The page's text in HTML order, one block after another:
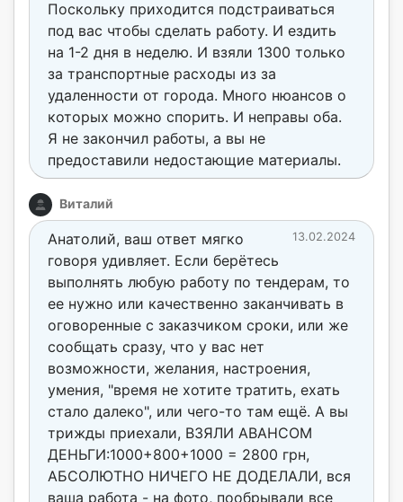
Поскольку приходится подстраиваться
под вас чтобы сделать работу. И ездить
на 1-2 дня в неделю. И взяли 1300 только
за транспортные расходы из за
удаленности от города. Много нюансов о
которых можно спорить. И неправы оба.
Я не закончил работы, а вы не
предоставили недостающие материалы.
Виталий
13.02.2024
Анатолий, ваш ответ мягко
говоря удивляет. Если берётесь
выполнять любую работу по тендерам, то
ее нужно или качественно заканчивать в
оговоренные с заказчиком сроки, или же
сообщать сразу, что у вас нет
возможности, желания, настроения,
умения, "время не хотите тратить, ехать
стало далеко", или чего-то там ещё. А вы
трижды приехали, ВЗЯЛИ АВАНСОМ
ДЕНЬГИ:1000+800+1000 = 2800 грн,
АБСОЛЮТНО НИЧЕГО НЕ ДОДЕЛАЛИ, вся
ваша работа - на фото, пообрывали все